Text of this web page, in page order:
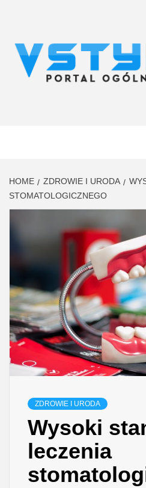
HOME ZDROWIE I URODA
STOMATOLOGICZNEGO
ZDROWIE I URODA
Wysoki
leczenia